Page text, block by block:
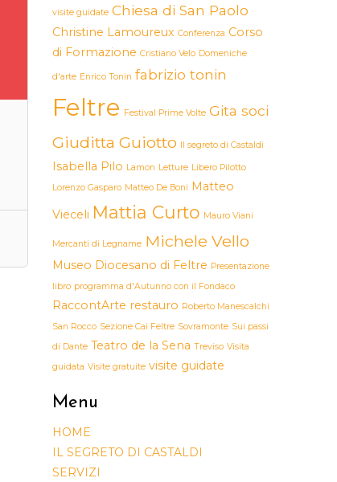
visite guidate Chiesa di San Paolo
Christine Lamoureux Conferenza Corso
di Formazione Cristiano Velo Domeniche
d'arte Enrico Tonin fabrizio tonin
Feltre Festival Prime Volte Gita soci
Giuditta Guiotto Il segreto di Castaldi
Isabella Pilo Lamon Letture Libero Pilotto
Lorenzo Gasparo Matteo De Boni Matteo
Vieceli Mattia Curto Mauro Viani
Mercanti di Legname Michele Vello
Museo Diocesano di Feltre Presentazione
libro programma d'Autunno con il Fondaco
RaccontArte restauro Roberto Manescalchi
San Rocco Sezione Cai Feltre Sovramonte Sui passi
di Dante Teatro de la Sena Treviso Visita
guidata Visite gratuite visite guidate
Menu
HOME
IL SEGRETO DI CASTALDI
SERVIZI